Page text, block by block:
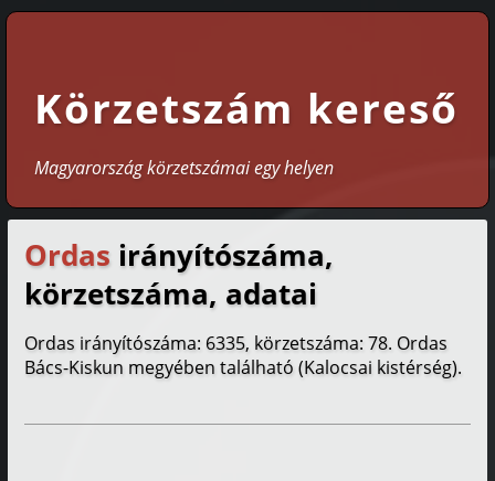
Körzetszám kereső
Magyarország körzetszámai egy helyen
Ordas irányítószáma,
körzetszáma, adatai
Ordas irányítószáma: 6335, körzetszáma: 78. Ordas
Bács-Kiskun megyében található (Kalocsai kistérség).